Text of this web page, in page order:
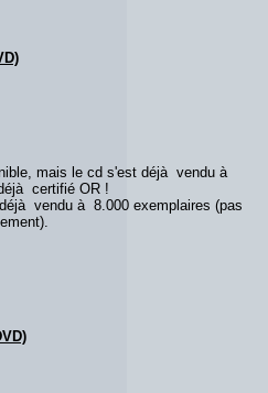
mais le cd s'est déjà vendu à
certifié OR !
vendu à 8.000 exemplaires (pas